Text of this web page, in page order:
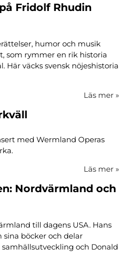
Fridolf Rhudin
humor och musik
som rymmer en rik historia
Här väcks svensk nöjeshistoria
Läs mer »
med Wermland Operas
Läs mer »
Nordvärmland och
till dagens USA. Hans
böcker och delar
och Donald